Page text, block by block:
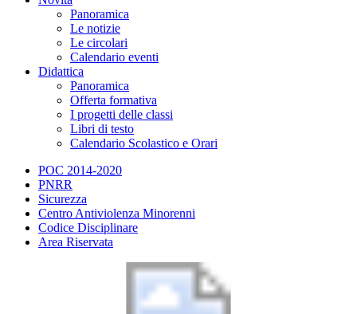
Panoramica
Le notizie
Le circolari
Calendario eventi
Didattica
Panoramica
Offerta formativa
I progetti delle classi
Libri di testo
Calendario Scolastico e Orari
POC 2014-2020
PNRR
Sicurezza
Centro Antiviolenza Minorenni
Codice Disciplinare
Area Riservata